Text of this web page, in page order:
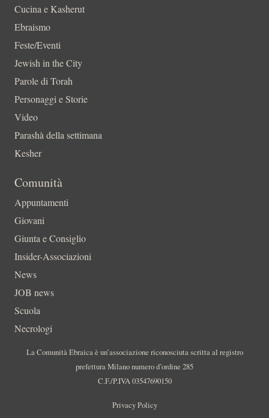
Cucina e Kasherut
Ebraismo
Feste/Eventi
Jewish in the City
Parole di Torah
Personaggi e Storie
Video
Parashà della settimana
Kesher
Comunità
Appuntamenti
Giovani
Giunta e Consiglio
Insider-Associazioni
News
JOB news
Scuola
Necrologi
La Comunità Ebraica è un’associazione riconosciuta scritta al registro
prefettura Milano numero d’ordine 285
C.F./P.IVA 03547690150
Privacy Policy